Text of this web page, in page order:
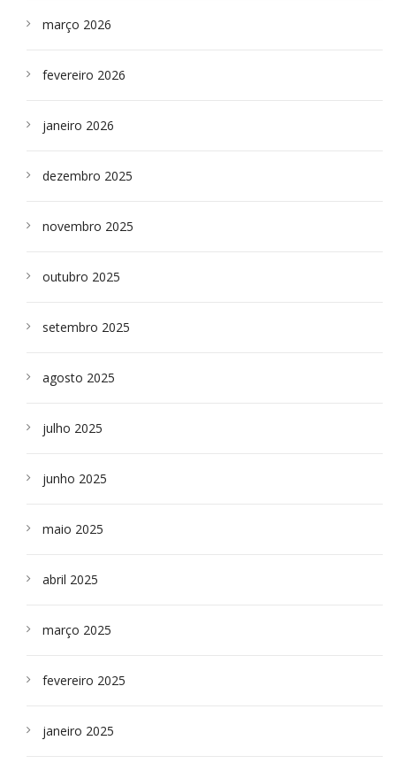
março 2026
fevereiro 2026
janeiro 2026
dezembro 2025
novembro 2025
outubro 2025
setembro 2025
agosto 2025
julho 2025
junho 2025
maio 2025
abril 2025
março 2025
fevereiro 2025
janeiro 2025